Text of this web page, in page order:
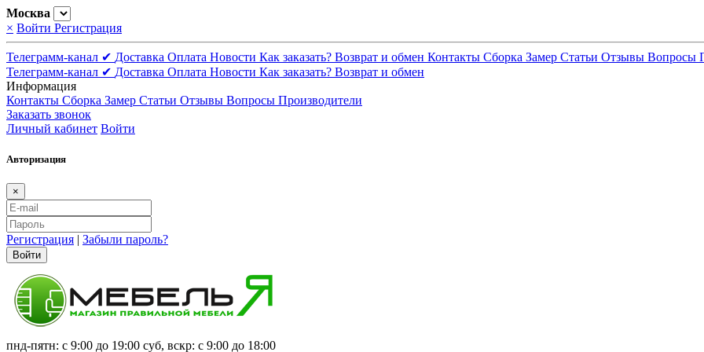
Москва
× Войти Регистрация
Телеграмм-канал ✔ Доставка Оплата Новости Как заказать? Возврат и обмен Контакты Сборка Замер Статьи Отзывы Вопросы
Телеграмм-канал ✔ Доставка Оплата Новости Как заказать? Возврат и обмен
Информация
Контакты Сборка Замер Статьи Отзывы Вопросы Производители
Заказать звонок
Личный кабинет Войти
Авторизация
×
Регистрация | Забыли пароль?
Войти
пнд-пятн: с 9:00 до 19:00 суб, вскр: с 9:00 до 18:00